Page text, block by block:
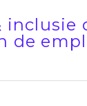
inclusie
de